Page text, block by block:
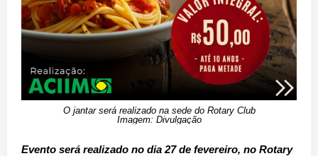
O jantar será realizado na sede do Rotary Club
Imagem: Divulgação
Evento será realizado no dia 27 de fevereiro, no Rotary